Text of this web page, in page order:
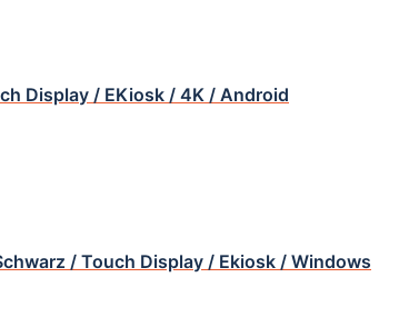
Display / EKiosk / 4K / Android
/ Touch Display / Ekiosk / Windows